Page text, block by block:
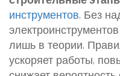
инструментов. Без
лишь в теории.
ускоряет работы,